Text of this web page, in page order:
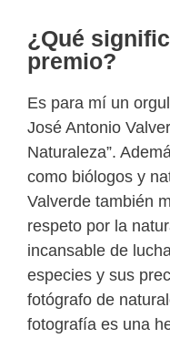
¿Qué
premio?
Es para mí un
José Antonio
Naturaleza”.
como biólogos y
Valverde también
respeto por la
incansable de
especies y sus
fotógrafo de
fotografía es una